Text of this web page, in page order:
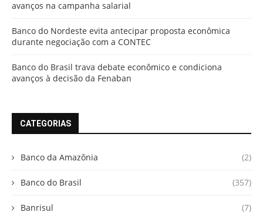
avanços na campanha salarial
Banco do Nordeste evita antecipar proposta econômica
durante negociação com a CONTEC
Banco do Brasil trava debate econômico e condiciona
avanços à decisão da Fenaban
CATEGORIAS
Banco da Amazônia (2)
Banco do Brasil (357)
Banrisul (7)